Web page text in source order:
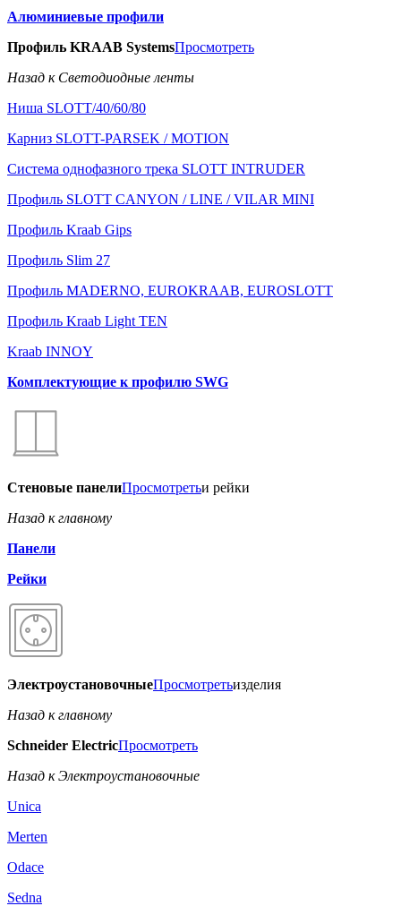
Алюминиевые профили
Профиль KRAAB SystemsПросмотреть
Назад к Светодиодные ленты
Ниша SLOTT/40/60/80
Карниз SLOTT-PARSEK / MOTION
Система однофазного трека SLOTT INTRUDER
Профиль SLOTT CANYON / LINE / VILAR MINI
Профиль Kraab Gips
Профиль Slim 27
Профиль MADERNO, EUROKRAAB, EUROSLOTT
Профиль Kraab Light TEN
Kraab INNOY
Комплектующие к профилю SWG
Стеновые панелиПросмотретьи рейки
Назад к главному
Панели
Рейки
ЭлектроустановочныеПросмотретьизделия
Назад к главному
Schneider ElectricПросмотреть
Назад к Электроустановочные
Unica
Merten
Odace
Sedna